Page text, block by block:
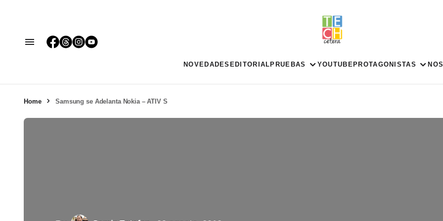
NOVEDADES EDITORIAL PRUEBAS YOUTUBE PROTAGONISTAS
Home Samsung se Adelanta Nokia – ATIV S